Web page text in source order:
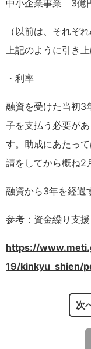
中小企業事業 3億
（以前は、それぞ
上記のように引き上
・利率
融資を受けた当初3
子を支払う必要が
す。助成にあたっ
請をしてから概ね2
融資から3年を経過
参考：資金繰り支
https://
19/kinkyu_shien/
次